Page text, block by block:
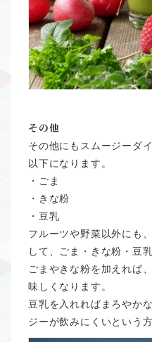
その他
その他にもスムージーダ
以下になります。
・ごま
・きな粉
・豆乳
フルーツや野菜以外にも
して、ごま・きな粉・豆
ごまやきな粉を加えれば
味しくなります。
豆乳を入れればまろやか
ジーが飲みにくいという